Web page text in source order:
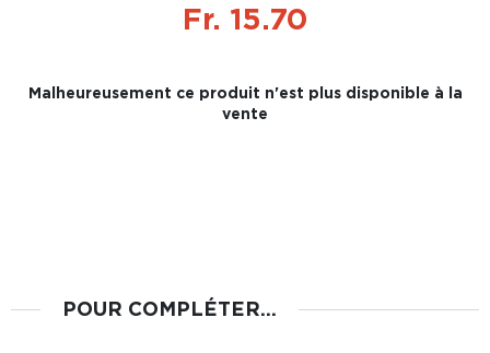
Fr. 15.70
Malheureusement ce produit n'est plus disponible à la
vente
POUR COMPLÉTER...